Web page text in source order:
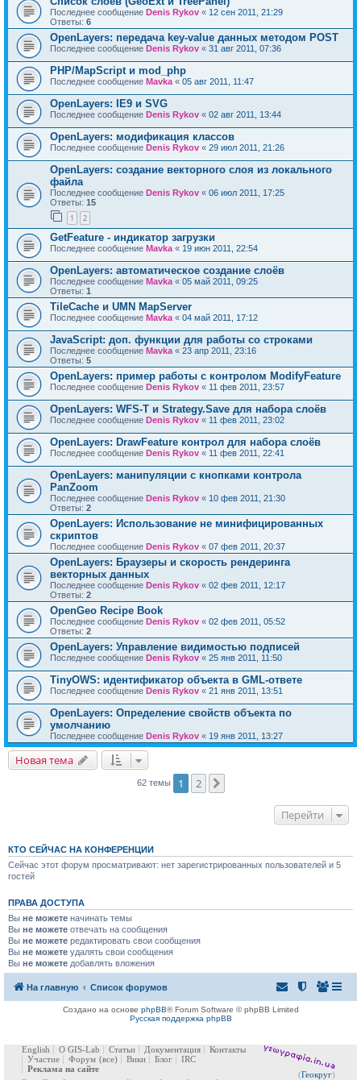
Последнее сообщение Denis Rykov « 12 сен 2011, 21:29
Ответы: 6
OpenLayers: передача key-value данных методом POST
Последнее сообщение Denis Rykov « 31 авг 2011, 07:36
PHP/MapScript и mod_php
Последнее сообщение Mavka « 05 авг 2011, 11:47
OpenLayers: IE9 и SVG
Последнее сообщение Denis Rykov « 02 авг 2011, 13:44
OpenLayers: модификация классов
Последнее сообщение Denis Rykov « 29 июл 2011, 21:26
OpenLayers: создание векторного слоя из локального
файла
Последнее сообщение Denis Rykov « 06 июл 2011, 17:25
Ответы: 15
1 2
GetFeature - индикатор загрузки
Последнее сообщение Mavka « 19 июн 2011, 22:54
OpenLayers: автоматическое создание слоёв
Последнее сообщение Mavka « 05 май 2011, 09:25
Ответы: 1
TileCache и UMN MapServer
Последнее сообщение Mavka « 04 май 2011, 17:12
JavaScript: доп. функции для работы со строками
Последнее сообщение Mavka « 23 апр 2011, 23:16
Ответы: 5
OpenLayers: пример работы с контролом ModifyFeature
Последнее сообщение Denis Rykov « 11 фев 2011, 23:57
OpenLayers: WFS-T и Strategy.Save для набора слоёв
Последнее сообщение Denis Rykov « 11 фев 2011, 23:02
OpenLayers: DrawFeature контрол для набора слоёв
Последнее сообщение Denis Rykov « 11 фев 2011, 22:41
OpenLayers: манипуляции с кнопками контрола
PanZoom
Последнее сообщение Denis Rykov « 10 фев 2011, 21:30
Ответы: 2
OpenLayers: Использование не минифицированных
скриптов
Последнее сообщение Denis Rykov « 07 фев 2011, 20:37
OpenLayers: Браузеры и скорость рендеринга
векторных данных
Последнее сообщение Denis Rykov « 02 фев 2011, 12:17
Ответы: 2
OpenGeo Recipe Book
Последнее сообщение Denis Rykov « 02 фев 2011, 05:52
Ответы: 2
OpenLayers: Управление видимостью подписей
Последнее сообщение Denis Rykov « 25 янв 2011, 11:50
TinyOWS: идентификатор объекта в GML-ответе
Последнее сообщение Denis Rykov « 21 янв 2011, 13:51
OpenLayers: Определение свойств объекта по
умолчанию
Последнее сообщение Denis Rykov « 19 янв 2011, 13:27
Новая тема
62 темы 1 2
Перейти
КТО СЕЙЧАС НА КОНФЕРЕНЦИИ
Сейчас этот форум просматривают: нет зарегистрированных пользователей и 5
гостей
ПРАВА ДОСТУПА
Вы не можете начинать темы
Вы не можете отвечать на сообщения
Вы не можете редактировать свои сообщения
Вы не можете удалять свои сообщения
Вы не можете добавлять вложения
На главную Список форумов
Создано на основе phpBB® Forum Software © phpBB Limited
Русская поддержка phpBB
(Геокруг)
English О GIS-Lab Статьи Документация
Контакты
Участие
Форум (все) Вики Блог
IRC
Реклама на сайте